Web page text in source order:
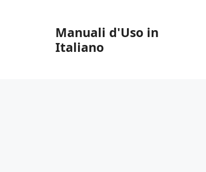
Manuali d'Uso in
Italiano